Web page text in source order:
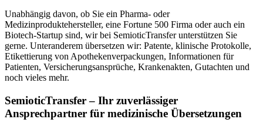
Unabhängig davon, ob Sie ein Pharma- oder
Medizinproduktehersteller, eine Fortune 500 Firma oder auch ein
Biotech-Startup sind, wir bei SemioticTransfer unterstützen Sie
gerne. Unteranderem übersetzen wir: Patente, klinische Protokolle,
Etikettierung von Apothekenverpackungen, Informationen für
Patienten, Versicherungsansprüche, Krankenakten, Gutachten und
noch vieles mehr.
SemioticTransfer – Ihr zuverlässiger
Ansprechpartner für medizinische Übersetzungen